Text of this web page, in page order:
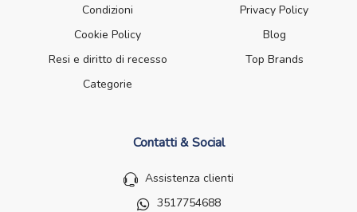
Condizioni
Privacy Policy
Cookie Policy
Blog
Resi e diritto di recesso
Top Brands
Categorie
Contatti & Social
Assistenza clienti
3517754688